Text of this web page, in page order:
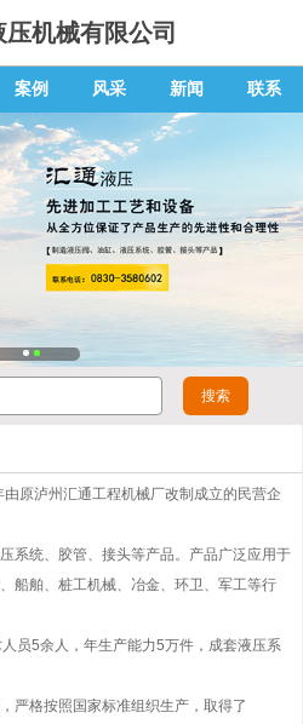
机械有限公司
案例 风采 新闻 联系
原泸州汇通工程机械厂改制成立的民营企
系统、胶管、接头等产品。产品广泛应用于
船舶、桩工机械、冶金、环卫、军工等行
员5余人，年生产能力5万件，成套液压系
严格按照国家标准组织生产，取得了